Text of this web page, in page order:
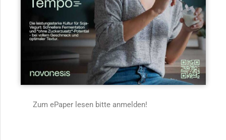
Zum ePaper lesen bitte anmelden!